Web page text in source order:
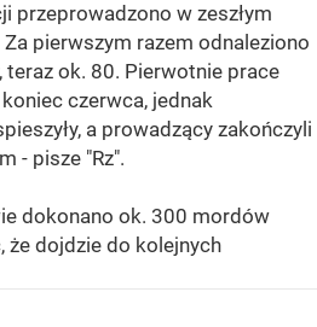
przeprowadzono w zeszłym
pierwszym razem odnaleziono
ok. 80. Pierwotnie prace
czerwca, jednak
a prowadzący zakończyli
- pisze "Rz".
dokonano ok. 300 mordów
że dojdzie do kolejnych